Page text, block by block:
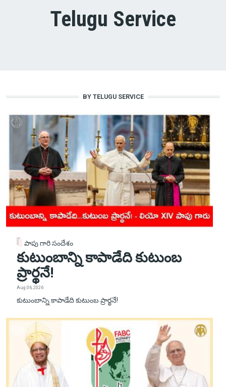
Telugu Service
BY TELUGU SERVICE
పాపు గారి సందేశం
కుటుంబాన్ని కాపాడేది కుటుంబ
ప్రార్థనే!
Aug 06, 2026
కుటుంబాన్ని కాపాడేది కుటుంబ ప్రార్థనే!